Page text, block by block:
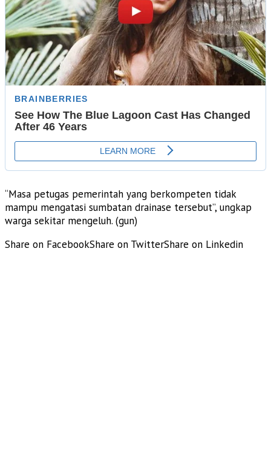
“Masa petugas pemerintah yang berkompeten tidak
mampu mengatasi sumbatan drainase tersebut”, ungkap
warga sekitar mengeluh. (gun)
Share on FacebookShare on TwitterShare on Linkedin